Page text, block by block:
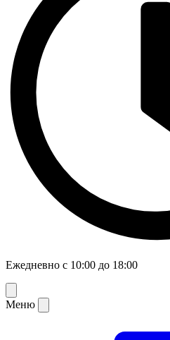
Ежедневно с 10:00 до 18:00
Меню